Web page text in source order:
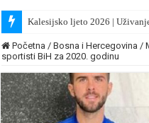
Kalesijsko ljeto 2026 |
Hafiz Ammar Bašić večeras
Početna / Bosna i Hercegovina /
sportisti BiH za 2020. godinu